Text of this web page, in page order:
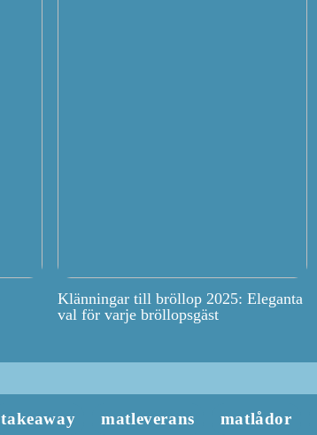
Klänningar till bröllop 2025: Eleganta
val för varje bröllopsgäst
takeaway matleverans matlådor